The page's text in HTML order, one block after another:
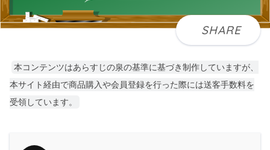
本コンテンツはあらすじの泉の基準に基づき制作していますが、
本サイト経由で商品購入や会員登録を行った際には送客手数料を
受領しています。